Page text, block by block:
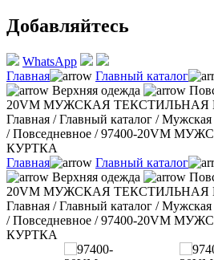
Добавляйтесь
WhatsApp
Главная
Главный каталог
Верхняя одежда
20VM МУЖСКАЯ ТЕКСТИЛЬНАЯ
Главная /Главный каталог /Мужская
/Повседневное /97400-20VM
КУРТКА
Главная
Главный каталог
Верхняя одежда
20VM МУЖСКАЯ ТЕКСТИЛЬНАЯ
Главная /Главный каталог /Мужская
/Повседневное /97400-20VM
КУРТКА